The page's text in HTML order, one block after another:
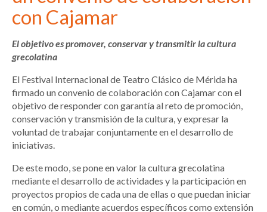
con Cajamar
El objetivo es promover, conservar y transmitir la cultura
grecolatina
El Festival Internacional de Teatro Clásico de Mérida ha
firmado un convenio de colaboración con Cajamar con el
objetivo de responder con garantía al reto de promoción,
conservación y transmisión de la cultura, y expresar la
voluntad de trabajar conjuntamente en el desarrollo de
iniciativas.
De este modo, se pone en valor la cultura grecolatina
mediante el desarrollo de actividades y la participación en
proyectos propios de cada una de ellas o que puedan iniciar
en común, o mediante acuerdos específicos como extensión